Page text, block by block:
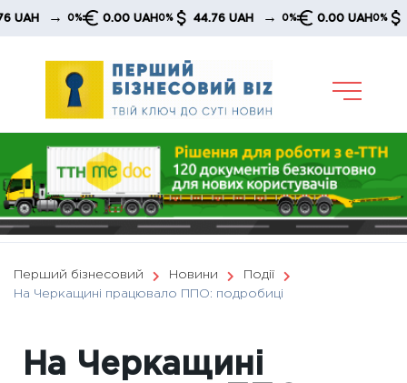
Skip
→ 0% 0.00 UAH 0% 44.76 UAH → 0% 0.00 UAH 0%
Перший бізнесовий Новини
Події
На Черкащині працювало ППО: подробиці
На Черкащині